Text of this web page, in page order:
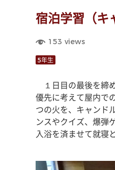
宿泊学習（キ
153 views
5年生
１日目の最後を締
優先に考えて屋内で
つの火を、キャンド
ンスやクイズ、爆弾
入浴を済ませて就寝